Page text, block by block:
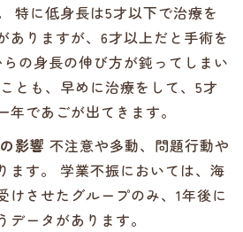
特に低身長は5才以下で治療を
ありますが、6才以上だと手術を
の身長の伸び方が鈍ってしまい
とも、早めに治療をして、5才
であごが出てきます。
影響 不注意や多動、問題行動や
ます。 学業不振においては、海
けさせたグループのみ、1年後に
ータがあります。